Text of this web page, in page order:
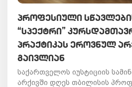
ᲞᲠᲝᲤᲔᲡᲘᲣᲚᲘ
“ᲡᲞᲔᲥᲢᲠᲘ”
ᲞᲠᲐᲥᲢᲘᲙᲐᲡ ᲔᲠᲝᲕᲜᲣᲚ
ᲒᲐᲘᲕᲚᲘᲐᲜ
საქართველოს იუსტიციის
არქივში დღეს თბილისის